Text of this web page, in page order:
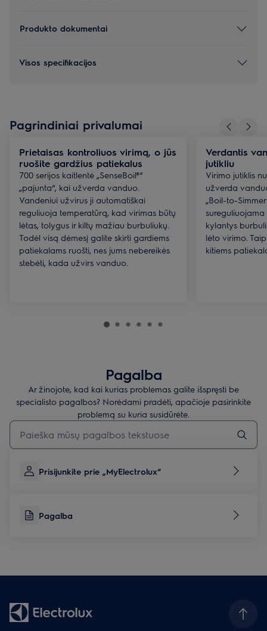
Produkto dokumentai
Visos specifikacijos
Pagrindiniai privalumai
Prietaisas kontroliuos virimą, o jūs
ruošite gardžius patiekalus
700 serijos kaitlentė „SenseBoil®“
„pajunta“, kai užverda vanduo.
Vandeniui užvirus ji automatiškai
reguliuoja temperatūrą, kad virimas būtų
lėtas, tolygus ir kiltų mažiau burbuliukų.
Todėl visą dėmesį galite skirti gardiems
patiekalams ruošti, nes jums nebereikės
stebėti, kada užvirs vanduo.
Verdantis
jutikliu
Virimo jutiklis
užverda
„Boil-to-
kylantys
lėto virimo.
kitiems
Pagalba
Ar žinojote, kad kai kurias problemas galite išspręsti be
specialisto pagalbos? Norėdami pradėti, apačioje pasirinkite
problemą su kuria susidūrėte.
Įveskite tekstą, jei norite ieškoti pagalbinių straipsnių
Prisijunkite prie „MyElectrolux“
Pagalba